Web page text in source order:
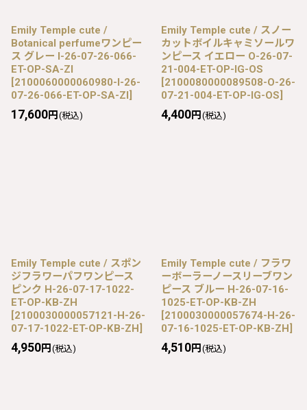
Emily Temple cute /
Botanical perfumeワンピー
ス グレー I-26-07-26-066-
ET-OP-SA-ZI
[2100060000060980-I-26-
07-26-066-ET-OP-SA-ZI]
17,600円 (税込)
Emily Temple cute / スノー
カットボイルキャミソールワ
ンピース イエロー O-26-07-
21-004-ET-OP-IG-OS
[2100080000089508-O-26-
07-21-004-ET-OP-IG-OS]
4,400円 (税込)
Emily Temple cute / スポン
ジフラワーパフワンピース
ピンク H-26-07-17-1022-
ET-OP-KB-ZH
[2100030000057121-H-26-
07-17-1022-ET-OP-KB-ZH]
4,950円 (税込)
Emily Temple cute / フラワ
ーボーラーノースリーブワン
ピース ブルー H-26-07-16-
1025-ET-OP-KB-ZH
[2100030000057674-H-26-
07-16-1025-ET-OP-KB-ZH]
4,510円 (税込)